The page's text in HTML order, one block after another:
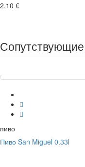
2,10 €
пиво
Пиво San Miguel 0.33l